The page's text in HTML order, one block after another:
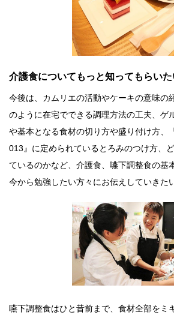
介護食についてもっと知ってもらいた
今後は、カムリエの活動やケーキの意味の
のように在宅でできる調理方法の工夫、ゲ
や基本となる食材の切り方や盛り付け方、
013』に定められているとろみのつけ方、
ているのかなど、介護食、嚥下調整食の基
今から勉強したい方々にお伝えしていきた
嚥下調整食はひと昔前まで、食材全部をミ